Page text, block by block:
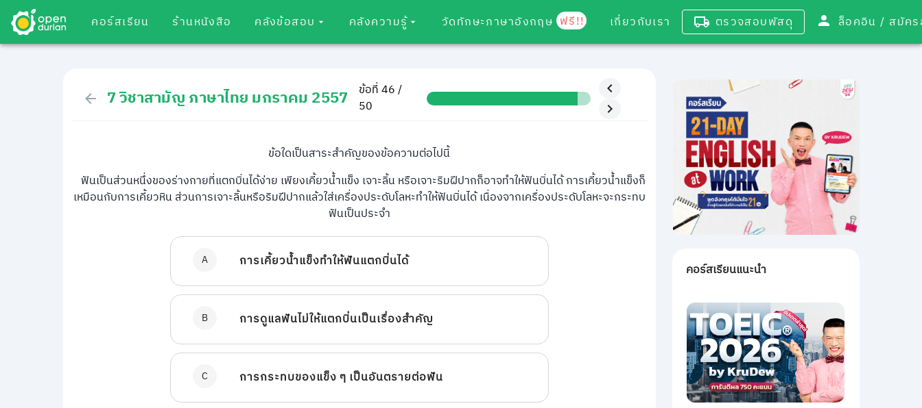
คอร์สเรียน ร้านหนังสือ คลังข้อสอบ คลังความรู้ วัดทักษะภาษาอังกฤษ ฟรี!! เกี่ยวกับเรา ตรวจสอบพัสดุ ล็อคอิน /
7 วิชาสามัญ ภาษาไทย มกราคม 2557
ข้อที่ 46 /
50
ข้อใดเป็นสาระสำคัญของข้อความต่อไปนี้
ฟันเป็นส่วนหนึ่งของร่างกายที่แตกบิ่นได้ง่าย เพียงเคี้ยวน้ำแข็ง เจาะลิ้น หรือเจาะริมฝีปากก็อาจทำให้ฟันบิ่นได้ การเคี้ยวน้ำแข็งก็
เหมือนกับการเคี้ยวหิน ส่วนการเจาะลิ้นหรือริมฝีปากแล้วใส่เครื่องประดับโลหะทำให้ฟันบิ่นได้ เนื่องจากเครื่องประดับโลหะจะกระทบ
ฟันเป็นประจำ
A การเคี้ยวน้ำแข็งทำให้ฟันแตกบิ่นได้
B การดูแลฟันไม่ให้แตกบิ่นเป็นเรื่องสำคัญ
C การกระทบของแข็ง ๆ เป็นอันตรายต่อฟัน
คอร์สเรียนแนะนำ